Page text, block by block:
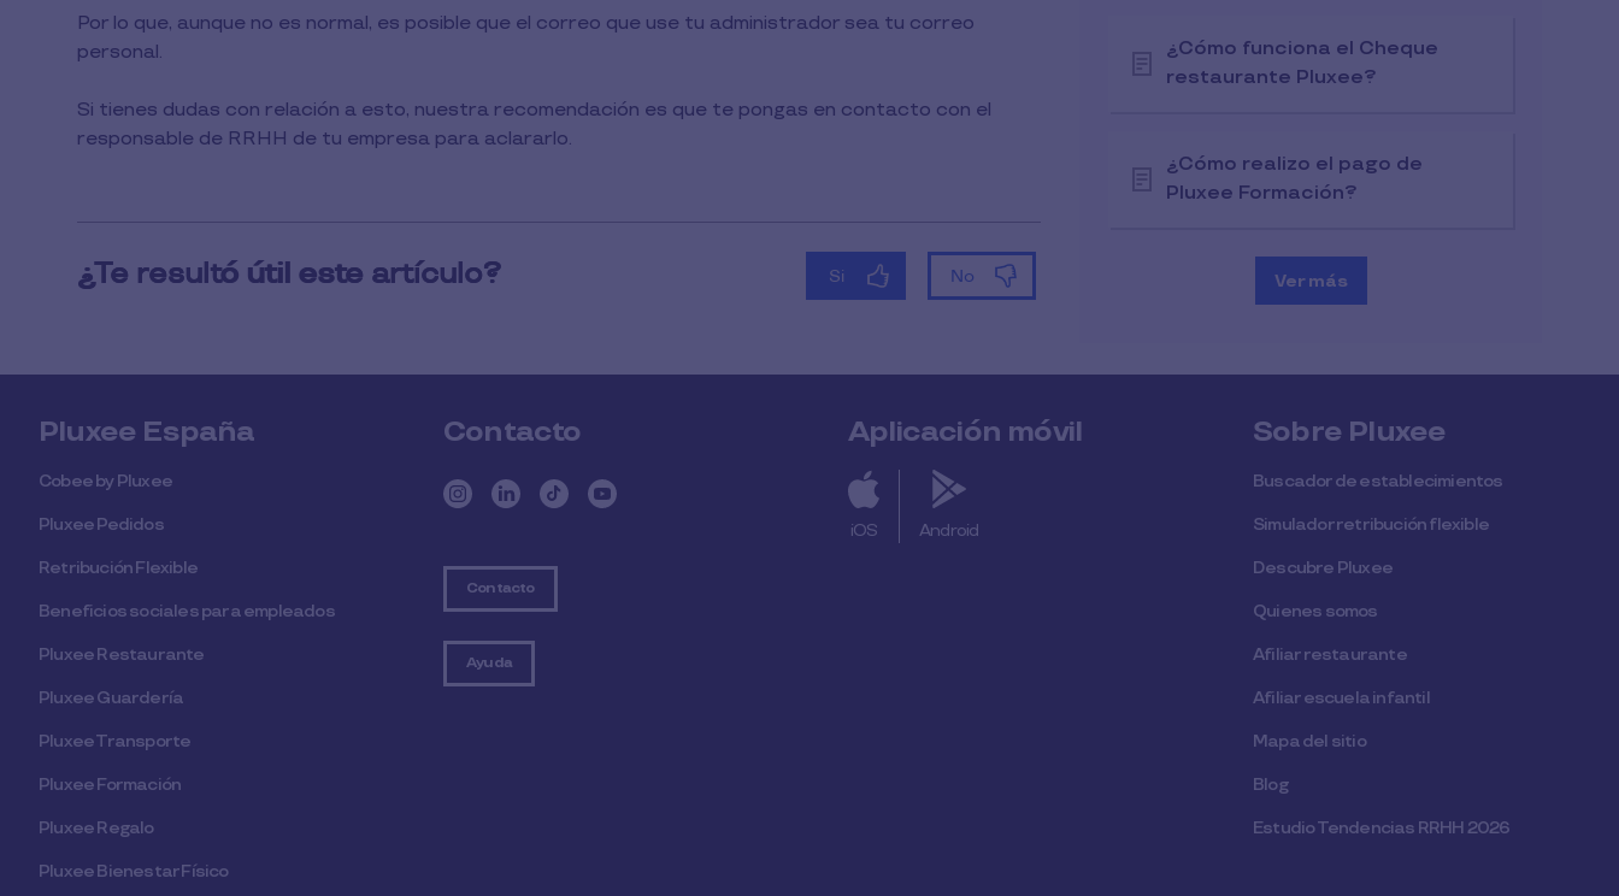
Por lo que, aunque no es normal, es posible que el correo que use tu administrador sea tu correo
personal.
Si tienes dudas con relación a esto, nuestra recomendación es que te pongas en contacto con el
responsable de RRHH de tu empresa para aclararlo.
¿Cómo funciona el Cheque
restaurante Pluxee?
¿Cómo realizo el pago de
Pluxee Formación?
Ver más
Pluxee España
Cobee by Pluxee
Pluxee Pedidos
Retribución Flexible
Beneficios sociales para empleados
Pluxee Restaurante
Pluxee Guardería
Pluxee Transporte
Pluxee Formación
Pluxee Regalo
Pluxee Bienestar Físico
Contacto
Contacto
Ayuda
Aplicación móvil
iOS Android
Sobre Pluxee
Buscador de establecimientos
Simulador retribución flexible
Descubre Pluxee
Quienes somos
Afiliar restaurante
Afiliar escuela infantil
Mapa del sitio
Blog
Estudio Tendencias RRHH 2026